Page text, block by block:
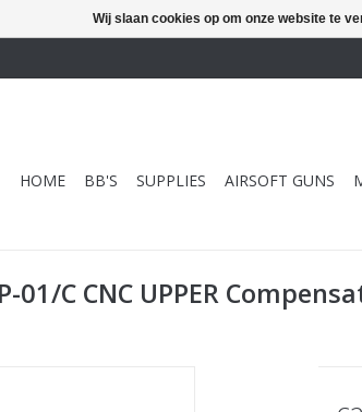
HOME BB'S SUPPLIES AIRSOFT GUNS
01/C CNC UPPER
Wij slaan cookies op om onze website te